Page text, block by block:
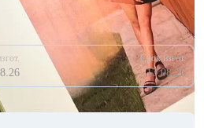
Срок изгот.
13.08.26